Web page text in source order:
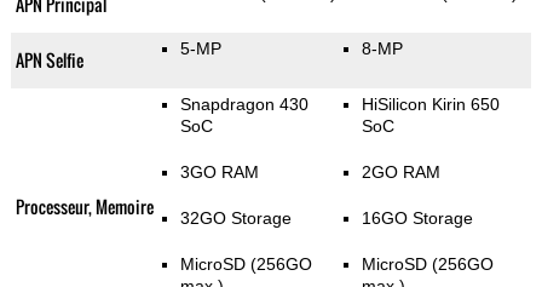
APN Selfie 5-MP 8-MP
Processeur, Memoire
Snapdragon 430
SoC
3GO RAM
32GO Storage
MicroSD (256GO
HiSilicon Kirin 650
SoC
2GO RAM
16GO Storage
MicroSD (256GO